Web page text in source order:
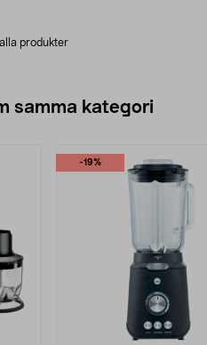
produkter
samma kategori
-19%